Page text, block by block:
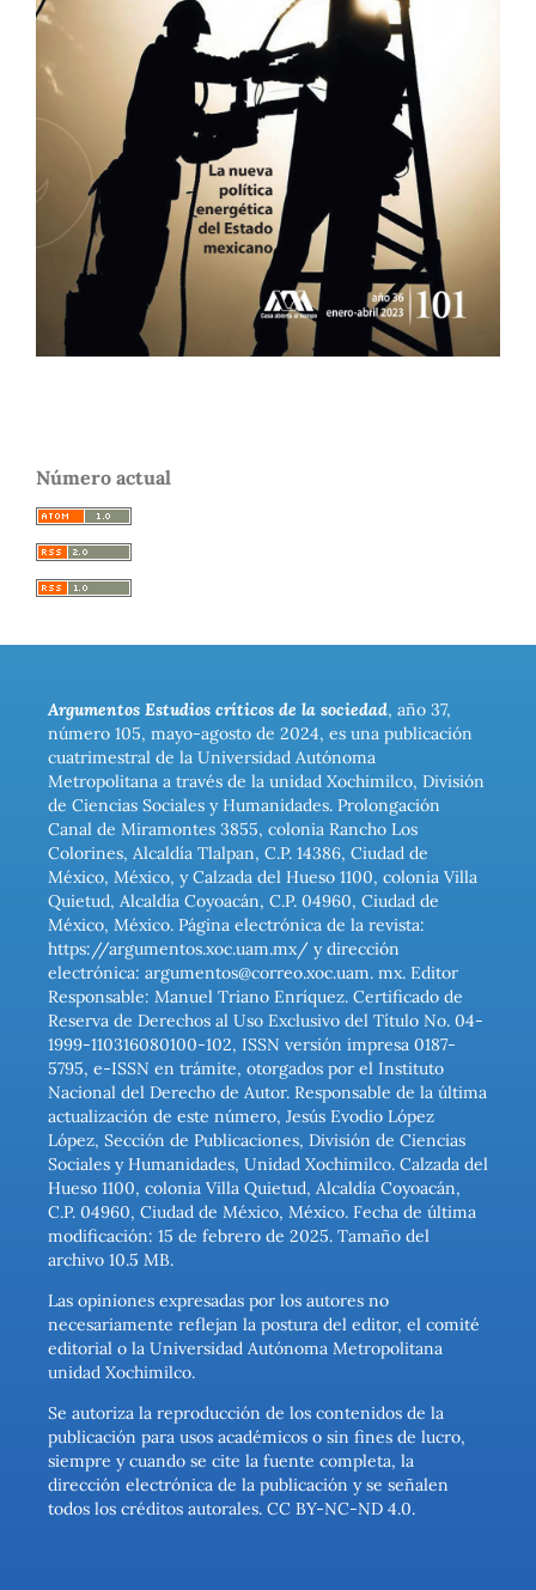
Número actual
Argumentos Estudios críticos de la sociedad, año 37,
número 105, mayo-agosto de 2024, es una publicación
cuatrimestral de la Universidad Autónoma
Metropolitana a través de la unidad Xochimilco, División
de Ciencias Sociales y Humanidades. Prolongación
Canal de Miramontes 3855, colonia Rancho Los
Colorines, Alcaldía Tlalpan, C.P. 14386, Ciudad de
México, México, y Calzada del Hueso 1100, colonia Villa
Quietud, Alcaldía Coyoacán, C.P. 04960, Ciudad de
México, México. Página electrónica de la revista:
https://argumentos.xoc.uam.mx/ y dirección
electrónica: argumentos@correo.xoc.uam. mx. Editor
Responsable: Manuel Triano Enríquez. Certificado de
Reserva de Derechos al Uso Exclusivo del Título No. 04-
1999-110316080100-102, ISSN versión impresa 0187-
5795, e-ISSN en trámite, otorgados por el Instituto
Nacional del Derecho de Autor. Responsable de la última
actualización de este número, Jesús Evodio López
López, Sección de Publicaciones, División de Ciencias
Sociales y Humanidades, Unidad Xochimilco. Calzada del
Hueso 1100, colonia Villa Quietud, Alcaldía Coyoacán,
C.P. 04960, Ciudad de México, México. Fecha de última
modificación: 15 de febrero de 2025. Tamaño del
archivo 10.5 MB.
Las opiniones expresadas por los autores no
necesariamente reflejan la postura del editor, el comité
editorial o la Universidad Autónoma Metropolitana
unidad Xochimilco.
Se autoriza la reproducción de los contenidos de la
publicación para usos académicos o sin fines de lucro,
siempre y cuando se cite la fuente completa, la
dirección electrónica de la publicación y se señalen
todos los créditos autorales. CC BY-NC-ND 4.0.